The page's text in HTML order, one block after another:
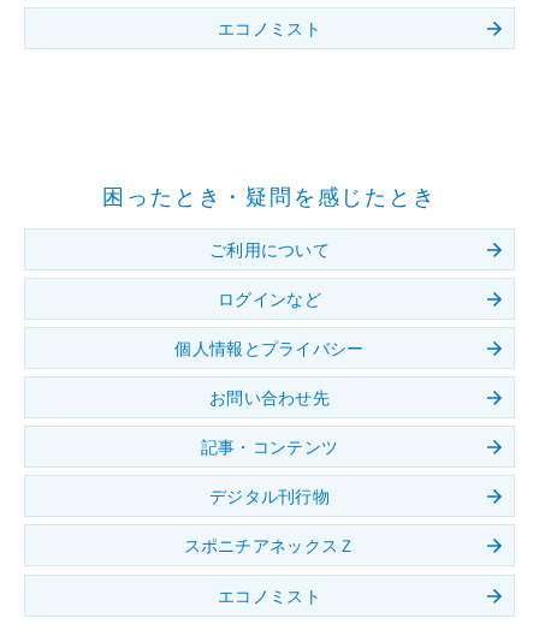
エコノミスト
困ったとき・疑問を感じたとき
ご利用について
ログインなど
個人情報とプライバシー
お問い合わせ先
記事・コンテンツ
デジタル刊行物
スポニチアネックスＺ
エコノミスト